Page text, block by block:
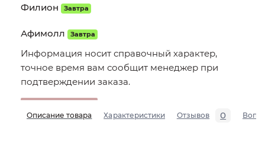
Филион Завтра
Афимолл Завтра
Информация носит справочный характер,
точное время вам сообщит менеджер при
подтверждении заказа.
Описание товара Характеристики Отзывов 0